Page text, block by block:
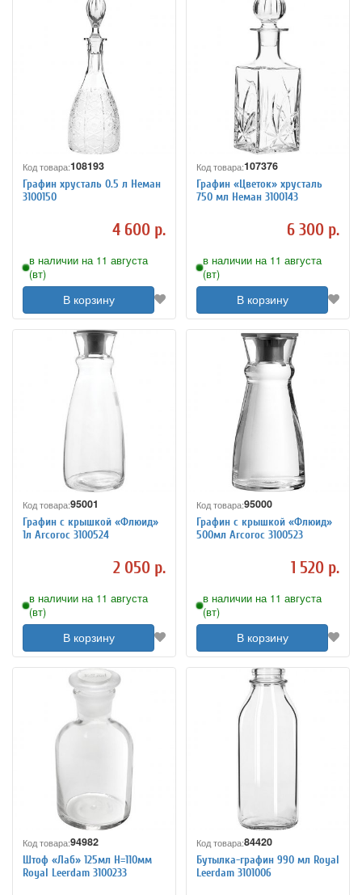
Код товара:108193
Графин хрусталь 0.5 л Неман
3100150
4 600 р.
в наличии на 11 августа
(вт)
В корзину
Код товара:107376
Графин «Цветок» хрусталь
750 мл Неман 3100143
6 300 р.
в наличии на 11 августа
(вт)
В корзину
Код товара:95001
Графин с крышкой «Флюид»
1л Arcoroc 3100524
2 050 р.
в наличии на 11 августа
(вт)
В корзину
Код товара:95000
Графин с крышкой «Флюид»
500мл Arcoroc 3100523
1 520 р.
в наличии на 11 августа
(вт)
В корзину
Код товара:94982
Штоф «Лаб» 125мл H=110мм
Royal Leerdam 3100233
Код товара:84420
Бутылка-графин 990 мл Royal
Leerdam 3101006